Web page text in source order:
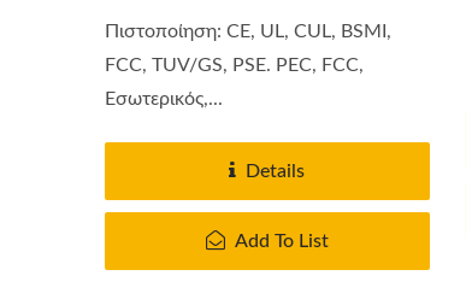
Πιστοποίηση: CE, UL, CUL, BSMI,
FCC, TUV/GS, PSE. PEC, FCC,
Εσωτερικός,...
Details
Add To List